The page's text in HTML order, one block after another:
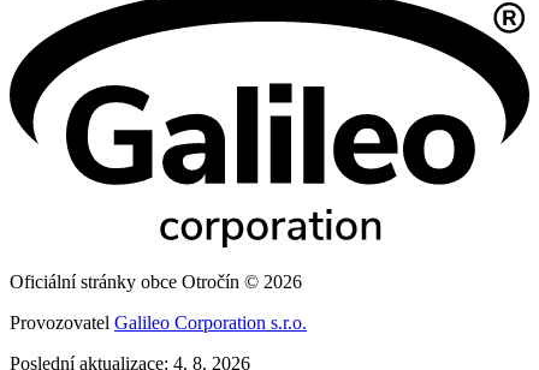
Oficiální stránky obce Otročín © 2026
Provozovatel Galileo Corporation s.r.o.
Poslední aktualizace: 4. 8. 2026